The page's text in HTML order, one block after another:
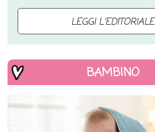
LEGGI L'EDITORIALE
BAMBINO